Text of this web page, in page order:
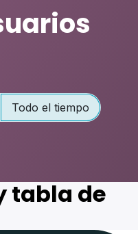
Todo el tiempo
tabla de